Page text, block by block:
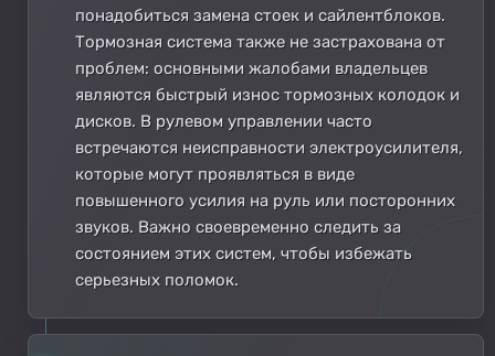
понадобиться замена стоек и сайлентблоков.
Тормозная система также не застрахована от
проблем: основными жалобами владельцев
являются быстрый износ тормозных колодок и
дисков. В рулевом управлении часто
встречаются неисправности электроусилителя,
которые могут проявляться в виде
повышенного усилия на руль или посторонних
звуков. Важно своевременно следить за
состоянием этих систем, чтобы избежать
серьезных поломок.